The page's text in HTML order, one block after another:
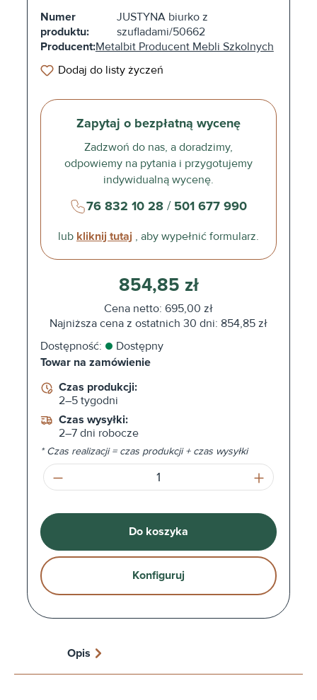
Numer
produktu:
JUSTYNA biurko z
szufladami/50662
Producent:Metalbit Producent Mebli Szkolnych
Dodaj do listy życzeń
Zapytaj o bezpłatną wycenę
Zadzwoń do nas, a doradzimy,
odpowiemy na pytania i przygotujemy
indywidualną wycenę.
76 832 10 28/ 501 677 990
lub kliknij tutaj , aby wypełnić formularz.
854,85 zł
Cena netto: 695,00 zł
Najniższa cena z ostatnich 30 dni: 854,85 zł
Dostępność:
Dostępny
Towar na zamówienie
Czas produkcji:
2–5 tygodni
Czas wysyłki:
2–7 dni robocze
* Czas realizacji = czas produkcji + czas wysyłki
Ilość produktu: Wprowadź żądaną
Do koszyka
Konfiguruj
Opis